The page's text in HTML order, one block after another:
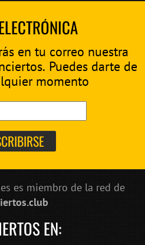
en tu correo nuestra
Puedes darte de
momento
es miembro de la red de
EN: